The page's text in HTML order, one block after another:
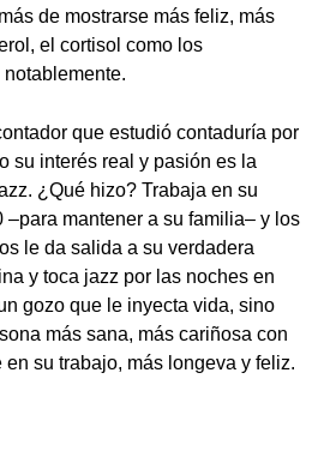
de mostrarse más feliz, más
el cortisol como los
que estudió contaduría por
su interés real y pasión es la
¿Qué hizo? Trabaja en su
–para mantener a su familia– y los
le da salida a su verdadera
y toca jazz por las noches en
gozo que le inyecta vida, sino
más sana, más cariñosa con
su trabajo, más longeva y feliz.